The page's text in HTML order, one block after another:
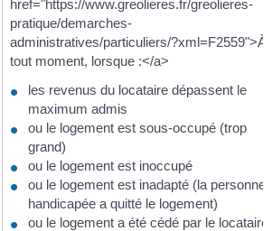
href="https://www.greolieres.fr/greolieres-
pratique/demarches-
administratives/particuliers/?xml=F2559">À
tout moment, lorsque :</a>
les revenus du locataire dépassent le
maximum admis
ou le logement est sous-occupé (trop
grand)
ou le logement est inoccupé
ou le logement est inadapté (la personne
handicapée a quitté le logement)
ou le logement a été cédé par le locataire